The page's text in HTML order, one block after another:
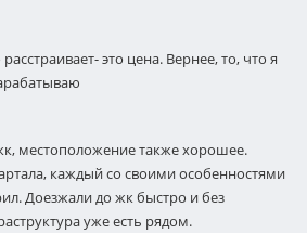
это цена. Вернее, то, что я
местоположение также хорошее.
каждый со своими особенностями
Доезжали до жк быстро и без
уже есть рядом.